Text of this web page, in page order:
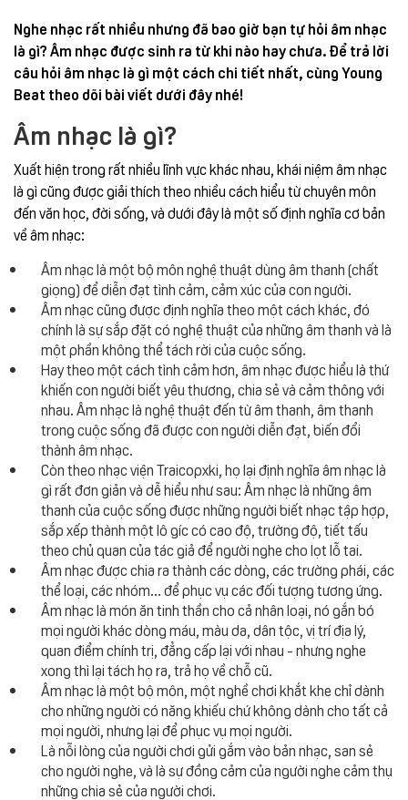
Nghe nhạc rất nhiều nhưng đã bao giờ bạn tự hỏi âm nhạc
là gì? Âm nhạc được sinh ra từ khi nào hay chưa. Để trả lời
câu hỏi âm nhạc là gì một cách chi tiết nhất, cùng Young
Beat theo dõi bài viết dưới đây nhé!
Âm nhạc là gì?
Xuất hiện trong rất nhiều lĩnh vực khác nhau, khái niệm âm nhạc
là gì cũng được giải thích theo nhiều cách hiểu từ chuyên môn
đến văn học, đời sống, và dưới đây là một số định nghĩa cơ bản
về âm nhạc:
Âm nhạc là một bộ môn nghệ thuật dùng âm thanh (chất
giọng) để diễn đạt tình cảm, cảm xúc của con người.
Âm nhạc cũng được định nghĩa theo một cách khác, đó
chính là sự sắp đặt có nghệ thuật của những âm thanh và là
một phần không thể tách rời của cuộc sống.
Hay theo một cách tình cảm hơn, âm nhạc được hiểu là thứ
khiến con người biết yêu thương, chia sẻ và cảm thông với
nhau. Âm nhạc là nghệ thuật đến từ âm thanh, âm thanh
trong cuộc sống đã được con người diễn đạt, biến đổi
thành âm nhạc.
Còn theo nhạc viện Traicopxki, họ lại định nghĩa âm nhạc là
gì rất đơn giản và dễ hiểu như sau: Âm nhạc là những âm
thanh của cuộc sống được những người biết nhạc tập hợp,
sắp xếp thành một lô gíc có cao độ, trường độ, tiết tấu
theo chủ quan của tác giả để người nghe cho lọt lỗ tai.
Âm nhạc được chia ra thành các dòng, các trường phái, các
thể loại, các nhóm... để phục vụ các đối tượng tương ứng.
Âm nhạc là món ăn tinh thần cho cả nhân loại, nó gắn bó
mọi người khác dòng máu, màu da, dân tộc, vị trí địa lý,
quan điểm chính trị, đẳng cấp lại với nhau - nhưng nghe
xong thì lại tách họ ra, trả họ về chỗ cũ.
Âm nhạc là một bộ môn, một nghề chơi khắt khe chỉ dành
cho những người có năng khiếu chứ không dành cho tất cả
mọi người, nhưng lại để phục vụ mọi người.
Là nỗi lòng của người chơi gửi gắm vào bản nhạc, san sẻ
cho người nghe, và là sự đồng cảm của người nghe cảm thụ
những chia sẻ của người chơi.